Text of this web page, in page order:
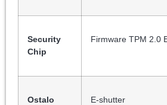
Security
Chip
Firmware TPM 2.0
Ostalo E-shutter